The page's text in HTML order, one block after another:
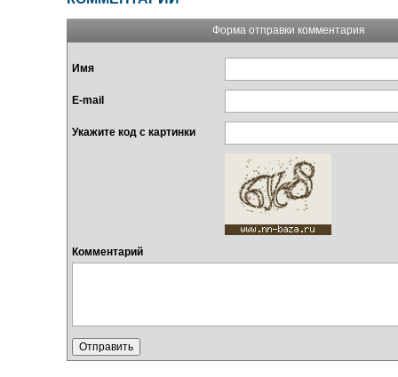
Форма отправки комментария
Имя
E-mail
Укажите код с картинки
Комментарий